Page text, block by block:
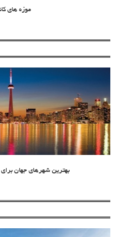
موزه های
بهترین شهرهای جهان